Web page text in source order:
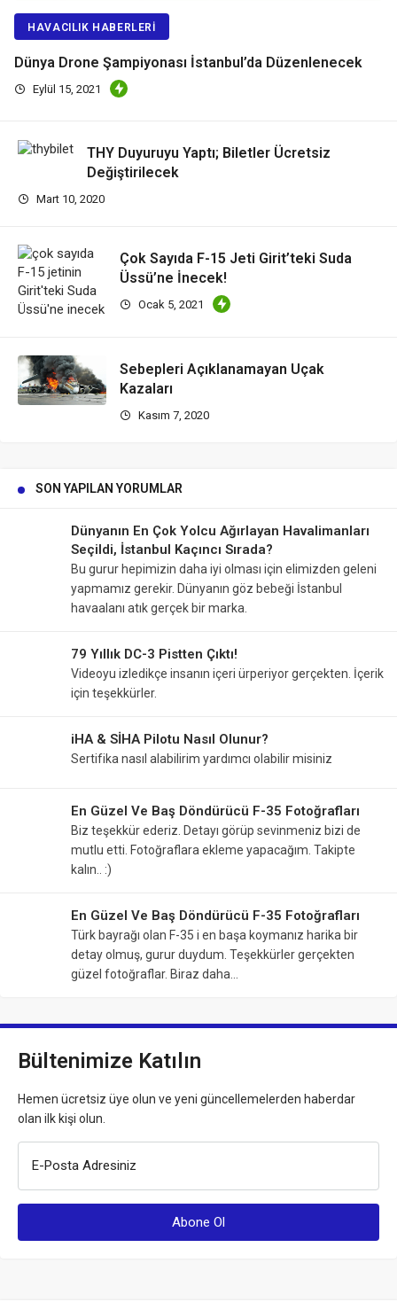
HAVACILIK HABERLERI
Dünya Drone Şampiyonası İstanbul’da Düzenlenecek
Eylül 15, 2021
THY Duyuruyu Yaptı; Biletler Ücretsiz
Değiştirilecek
Mart 10, 2020
Çok Sayıda F-15 Jeti Girit’teki Suda
Üssü’ne İnecek!
Ocak 5, 2021
Sebepleri Açıklanamayan Uçak
Kazaları
Kasım 7, 2020
SON YAPILAN YORUMLAR
Dünyanın En Çok Yolcu Ağırlayan Havalimanları
Seçildi, İstanbul Kaçıncı Sırada?
Bu gurur hepimizin daha iyi olması için elimizden geleni
yapmamız gerekir. Dünyanın göz bebeği İstanbul
havaalanı atık gerçek bir marka.
79 Yıllık DC-3 Pistten Çıktı!
Videoyu izledikçe insanın içeri ürperiyor gerçekten. İçerik
için teşekkürler.
iHA & SİHA Pilotu Nasıl Olunur?
Sertifika nasıl alabilirim yardımcı olabilir misiniz
En Güzel Ve Baş Döndürücü F-35 Fotoğrafları
Biz teşekkür ederiz. Detayı görüp sevinmeniz bizi de
mutlu etti. Fotoğraflara ekleme yapacağım. Takipte
kalın.. :)
En Güzel Ve Baş Döndürücü F-35 Fotoğrafları
Türk bayrağı olan F-35 i en başa koymanız harika bir
detay olmuş, gurur duydum. Teşekkürler gerçekten
güzel fotoğraflar. Biraz daha…
Bültenimize Katılın
Hemen ücretsiz üye olun ve yeni güncellemelerden haberdar
olan ilk kişi olun.
E-Posta Adresiniz